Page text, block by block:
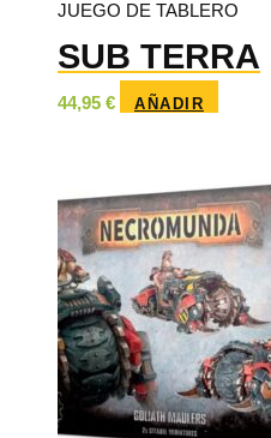
JUEGO DE TABLERO
SUB TERRA
44,95 € AÑADIR